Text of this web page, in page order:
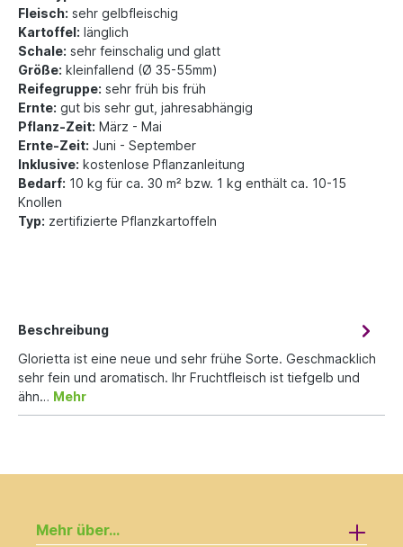
Fleisch: sehr gelbfleischig
Kartoffel: länglich
Schale: sehr feinschalig und glatt
Größe: kleinfallend (Ø 35-55mm)
Reifegruppe: sehr früh bis früh
Ernte: gut bis sehr gut, jahresabhängig
Pflanz-Zeit: März - Mai
Ernte-Zeit: Juni - September
Inklusive: kostenlose Pflanzanleitung
Bedarf: 10 kg für ca. 30 m² bzw. 1 kg enthält ca. 10-15
Knollen
Typ: zertifizierte Pflanzkartoffeln
Beschreibung
Glorietta ist eine neue und sehr frühe Sorte. Geschmacklich
sehr fein und aromatisch. Ihr Fruchtfleisch ist tiefgelb und
ähn… Mehr
Mehr über...